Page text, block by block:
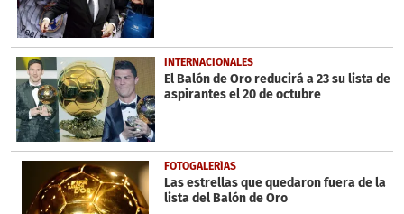
INTERNACIONALES
El Balón de Oro reducirá a 23 su lista de
aspirantes el 20 de octubre
FOTOGALERÍAS
Las estrellas que quedaron fuera de la
lista del Balón de Oro